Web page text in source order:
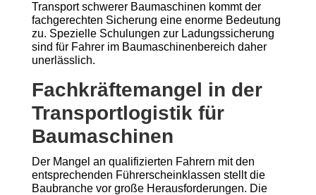
Transport schwerer Baumaschinen kommt der
fachgerechten Sicherung eine enorme Bedeutung
zu. Spezielle Schulungen zur Ladungssicherung
sind für Fahrer im Baumaschinenbereich daher
unerlässlich.
Fachkräftemangel in der
Transportlogistik für
Baumaschinen
Der Mangel an qualifizierten Fahrern mit den
entsprechenden Führerscheinklassen stellt die
Baubranche vor große Herausforderungen. Die